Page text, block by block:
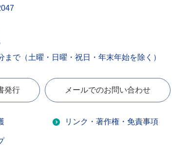
で（土曜・日曜・祝日・年末年始を除く）
発行 メールでのお問い合わせ
リンク・著作権・免責事項